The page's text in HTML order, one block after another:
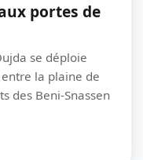
portes de
se déploie
la plaine de
des Beni-Snassen